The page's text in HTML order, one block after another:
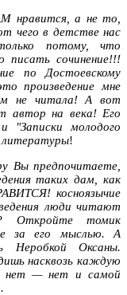
нравится, а не то,
чего в детстве нас
потому, что
писать сочинение!!!
по Достоевскому
произведение мне
не читала! А вот
автор на века! Его
"Записки молодого
литературы!
Вы предпочитаете,
таких дам, как
косноязычие
люди читают
Откройте томик
за его мыслью. А
Неробкой Оксаны.
насквозь каждую
нет — нет и самой